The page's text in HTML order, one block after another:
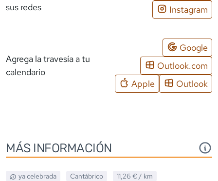
sus redes
Instagram
Agrega la travesía a tu
calendario
Google
Outlook.com
Apple
Outlook
MÁS INFORMACIÓN
ya celebrada Cantábrico 11,26 € / km